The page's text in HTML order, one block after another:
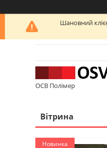
Шановний
ОСВ Полімер
Вітрина
Новинка